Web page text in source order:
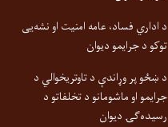
د اداري فساد، عامه امنیت او نشه‌یی
توکو د جرایمو دیوان
د ښځو پر وړاندې د تاوتریخوالي د
جرایمو او ماشومانو د تخلفاتو د
رسیده‌ګۍ دیوان